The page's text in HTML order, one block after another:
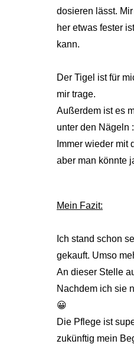
dosieren lässt.
her etwas fester
kann.
Der Tigel ist für
mir trage.
Außerdem ist es
unter den Nägeln
Immer wieder
aber man könnte
Mein Fazit:
Ich stand schon
gekauft. Umso
An dieser Stelle
Nachdem ich sie
😀
Die Pflege ist
zukünftig mein